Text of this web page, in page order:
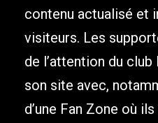
contenu actualisé et
visiteurs. Les
de l’attention du
son site avec,
d’une Fan Zone où